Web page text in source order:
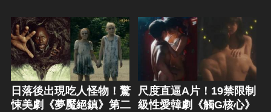
日落後出現吃人怪物！驚
悚美劇《夢魘絕鎮》第二
尺度直逼A片！19禁限制
級性愛韓劇《觸G核心》